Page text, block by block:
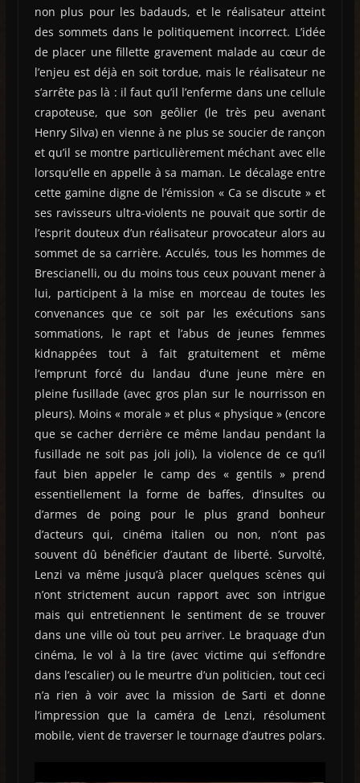
non plus pour les badauds, et le réalisateur atteint
des sommets dans le politiquement incorrect. L’idée
de placer une fillette gravement malade au cœur de
l’enjeu est déjà en soit tordue, mais le réalisateur ne
s’arrête pas là : il faut qu’il l’enferme dans une cellule
crapoteuse, que son geôlier (le très peu avenant
Henry Silva) en vienne à ne plus se soucier de rançon
et qu’il se montre particulièrement méchant avec elle
lorsqu’elle en appelle à sa maman. Le décalage entre
cette gamine digne de l’émission « Ca se discute » et
ses ravisseurs ultra-violents ne pouvait que sortir de
l’esprit douteux d’un réalisateur provocateur alors au
sommet de sa carrière. Acculés, tous les hommes de
Brescianelli, ou du moins tous ceux pouvant mener à
lui, participent à la mise en morceau de toutes les
convenances que ce soit par les exécutions sans
sommations, le rapt et l’abus de jeunes femmes
kidnappées tout à fait gratuitement et même
l’emprunt forcé du landau d’une jeune mère en
pleine fusillade (avec gros plan sur le nourrisson en
pleurs). Moins « morale » et plus « physique » (encore
que se cacher derrière ce même landau pendant la
fusillade ne soit pas joli joli), la violence de ce qu’il
faut bien appeler le camp des « gentils » prend
essentiellement la forme de baffes, d’insultes ou
d’armes de poing pour le plus grand bonheur
d’acteurs qui, cinéma italien ou non, n’ont pas
souvent dû bénéficier d’autant de liberté. Survolté,
Lenzi va même jusqu’à placer quelques scènes qui
n’ont strictement aucun rapport avec son intrigue
mais qui entretiennent le sentiment de se trouver
dans une ville où tout peu arriver. Le braquage d’un
cinéma, le vol à la tire (avec victime qui s’effondre
dans l’escalier) ou le meurtre d’un politicien, tout ceci
n’a rien à voir avec la mission de Sarti et donne
l’impression que la caméra de Lenzi, résolument
mobile, vient de traverser le tournage d’autres polars.